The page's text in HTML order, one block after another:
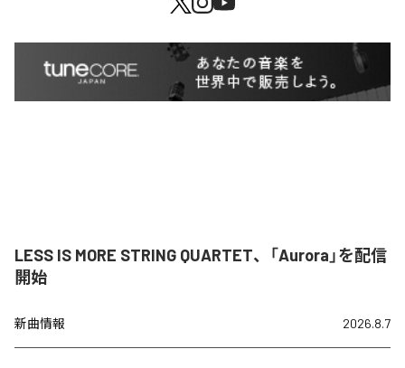
LESS IS MORE STRING QUARTET、「Aurora」を配信
開始
新曲情報 2026.8.7